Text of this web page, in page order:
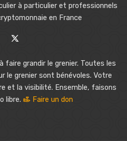
à particulier et professionnels
en France
faire grandir le grenier. Toutes les
le grenier sont bénévoles. Votre
et la visibilité. Ensemble, faisons
libre.
Faire un don